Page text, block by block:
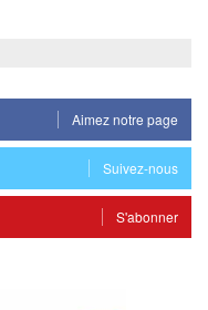
Aimez notre page
Suivez-nous
S'abonner